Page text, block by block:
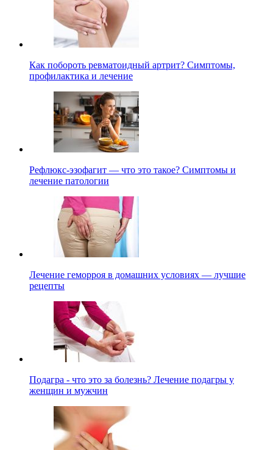
Как побороть ревматоидный артрит? Симптомы,
профилактика и лечение
Рефлюкс-эзофагит — что это такое? Симптомы и
лечение патологии
Лечение геморроя в домашних условиях — лучшие
рецепты
Подагра - что это за болезнь? Лечение подагры у
женщин и мужчин